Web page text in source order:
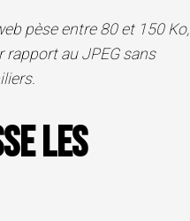
pèse entre 80 et 150 Ko,
rapport au JPEG sans
les